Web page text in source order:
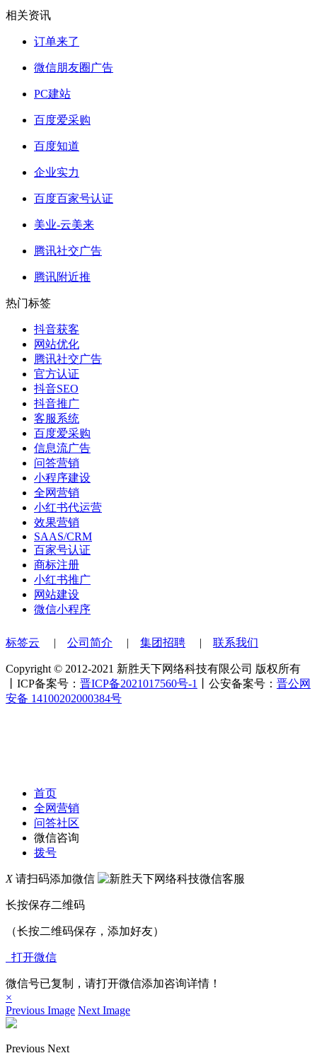
相关资讯
订单来了
微信朋友圈广告
PC建站
百度爱采购
百度知道
企业实力
百度百家号认证
美业-云美来
腾讯社交广告
腾讯附近推
热门标签
抖音获客
网站优化
腾讯社交广告
官方认证
抖音SEO
抖音推广
客服系统
百度爱采购
信息流广告
问答营销
小程序建设
全网营销
小红书代运营
效果营销
SAAS/CRM
百家号认证
商标注册
小红书推广
网站建设
微信小程序
标签云 | 公司简介 | 集团招聘 | 联系我们
Copyright © 2012-2021 新胜天下网络科技有限公司 版权所有
丨ICP备案号： 晋ICP备2021017560号-1 丨公安备案号： 晋公网
安备 14100202000384号
首页
全网营销
问答社区
微信咨询
拨号
X请扫码添加微信
长按保存二维码
（长按二维码保存，添加好友）
打开微信
微信号已复制，请打开微信添加咨询详情！
×
Previous Image Next Image
Previous Next